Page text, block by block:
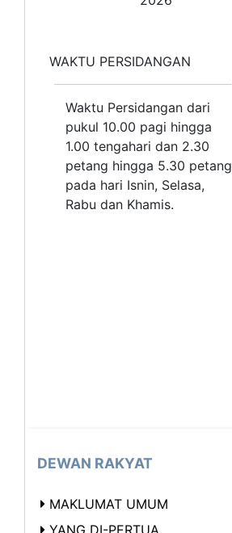
WAKTU PERSIDANGAN
Waktu Persidangan dari
pukul 10.00 pagi hingga
1.00 tengahari dan 2.30
petang hingga 5.30 petang
pada hari Isnin, Selasa,
Rabu dan Khamis.
DEWAN RAKYAT
MAKLUMAT UMUM
YANG DI-PERTUA